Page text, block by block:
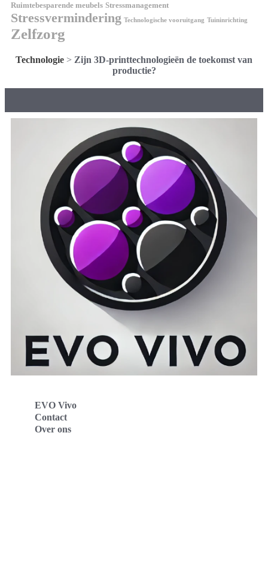
Ruimtebesparende meubels Stressmanagement
Stressvermindering Technologische vooruitgang Tuininrichting
Zelfzorg
Technologie > Zijn 3D-printtechnologieën de toekomst van
productie?
EVO Vivo
Contact
Over ons